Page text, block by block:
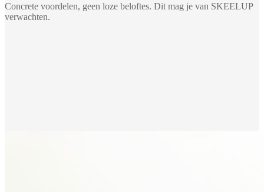
Concrete voordelen, geen loze beloftes. Dit mag je van SKEELUP
verwachten.